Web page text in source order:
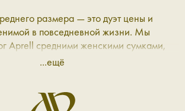
размера — это дуэт цены и
в повседневной жизни. Мы
Aprell средними женскими сумками,
под любой удобный сценарий: от
...ещё